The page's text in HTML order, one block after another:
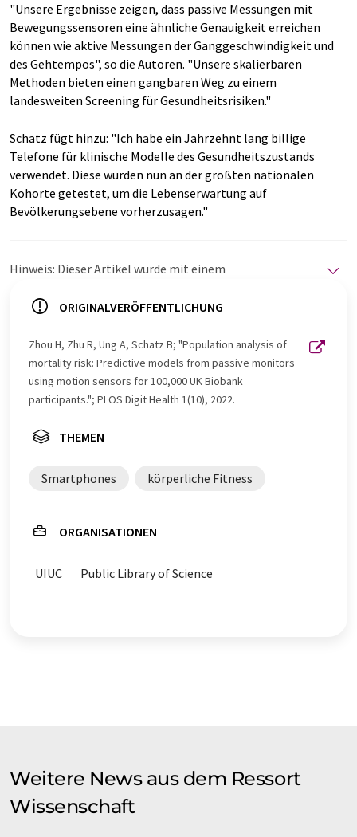
"Unsere Ergebnisse zeigen, dass passive Messungen mit
Bewegungssensoren eine ähnliche Genauigkeit erreichen
können wie aktive Messungen der Ganggeschwindigkeit und
des Gehtempos", so die Autoren. "Unsere skalierbaren
Methoden bieten einen gangbaren Weg zu einem
landesweiten Screening für Gesundheitsrisiken."
Schatz fügt hinzu: "Ich habe ein Jahrzehnt lang billige
Telefone für klinische Modelle des Gesundheitszustands
verwendet. Diese wurden nun an der größten nationalen
Kohorte getestet, um die Lebenserwartung auf
Bevölkerungsebene vorherzusagen."
Hinweis: Dieser Artikel wurde mit einem
LUMITOS bietet diese automatischen Übersetzungen
Nachrichten zu präsentieren. Da dieser Artikel mit
automatischer Übersetzung übersetzt wurde, ist es
möglich, dass er Fehler im Vokabular, in der Syntax oder
in der Grammatik enthält. Den ursprünglichen Artikel in
ORIGINALVERÖFFENTLICHUNG
Zhou H, Zhu R, Ung A, Schatz B; "Population analysis of
mortality risk: Predictive models from passive monitors
using motion sensors for 100,000 UK Biobank
participants."; PLOS Digit Health 1(10), 2022.
THEMEN
Smartphones körperliche Fitness
ORGANISATIONEN
UIUC Public Library of Science
Weitere News aus dem Ressort
Wissenschaft